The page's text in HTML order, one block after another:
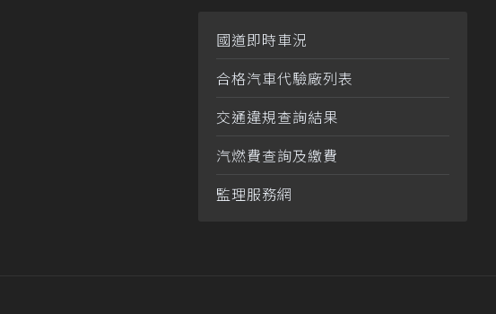
國道即時車況
合格汽車代驗廠列表
交通違規查詢結果
汽燃費查詢及繳費
監理服務網